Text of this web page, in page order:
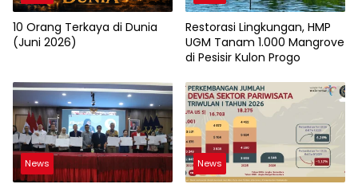
10 Orang Terkaya di Dunia
(Juni 2026)
Restorasi Lingkungan, HMP
UGM Tanam 1.000 Mangrove
di Pesisir Kulon Progo
News News